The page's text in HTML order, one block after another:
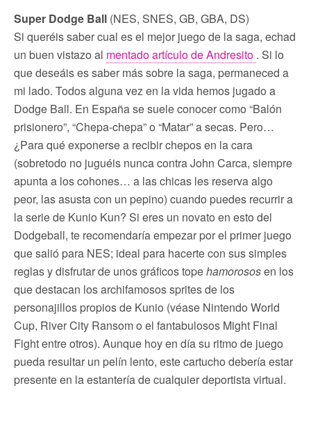
Super Dodge Ball (NES, SNES, GB, GBA, DS)
Si queréis saber cual es el mejor juego de la saga, echad
un buen vistazo al mentado artículo de Andresito . Si lo
que deseáis es saber más sobre la saga, permaneced a
mi lado. Todos alguna vez en la vida hemos jugado a
Dodge Ball. En España se suele conocer como “Balón
prisionero”, “Chepa-chepa” o “Matar” a secas. Pero…
¿Para qué exponerse a recibir chepos en la cara
(sobretodo no juguéis nunca contra John Carca, siempre
apunta a los cohones… a las chicas les reserva algo
peor, las asusta con un pepino) cuando puedes recurrir a
la serie de Kunio Kun? Si eres un novato en esto del
Dodgeball, te recomendaría empezar por el primer juego
que salió para NES; ideal para hacerte con sus simples
reglas y disfrutar de unos gráficos topehamorososen los
que destacan los archifamosos sprites de los
personajillos propios de Kunio (véase Nintendo World
Cup, River City Ransom o el fantabulosos Might Final
Fight entre otros). Aunque hoy en día su ritmo de juego
pueda resultar un pelín lento, este cartucho debería estar
presente en la estantería de cualquier deportista virtual.